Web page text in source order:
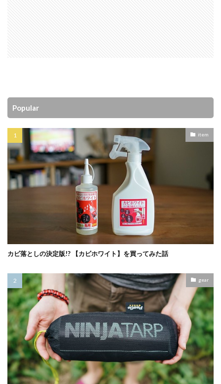
Popular
item
カビ落としの決定版!? 【カビホワイト】を買ってみた話
gear